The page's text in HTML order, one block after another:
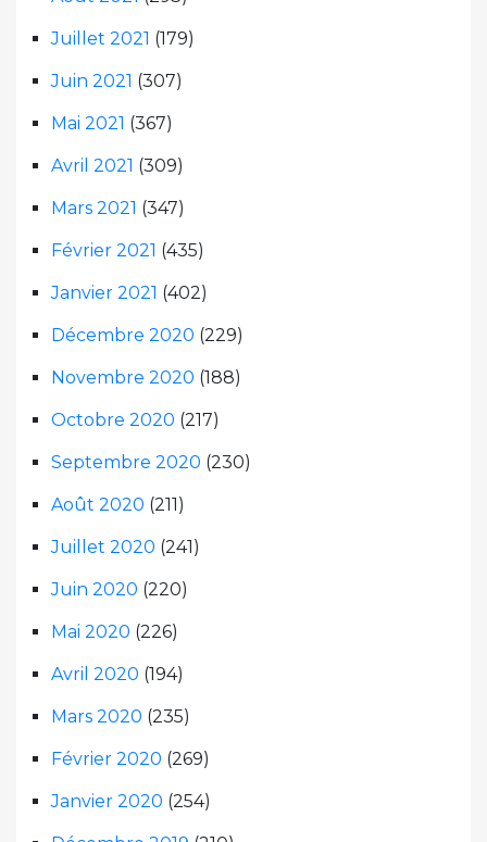
Juillet 2021 (179)
Juin 2021 (307)
Mai 2021 (367)
Avril 2021 (309)
Mars 2021 (347)
Février 2021 (435)
Janvier 2021 (402)
Décembre 2020 (229)
Novembre 2020 (188)
Octobre 2020 (217)
Septembre 2020 (230)
Août 2020 (211)
Juillet 2020 (241)
Juin 2020 (220)
Mai 2020 (226)
Avril 2020 (194)
Mars 2020 (235)
Février 2020 (269)
Janvier 2020 (254)